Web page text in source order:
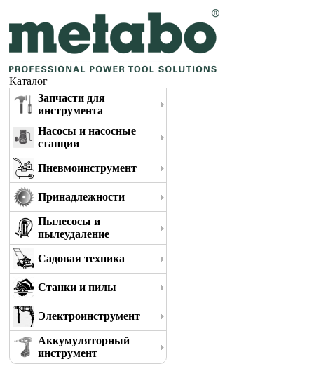
Каталог
Запчасти для
инструмента
Насосы и насосные
станции
Пневмоинструмент
Принадлежности
Пылесосы и
пылеудаление
Садовая техника
Станки и пилы
Электроинструмент
Аккумуляторный
инструмент